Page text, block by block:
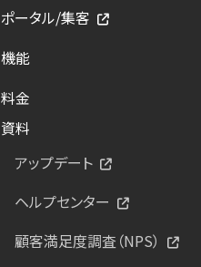
ポータル/集客
機能
料金
資料
アップデート
ヘルプセンター
顧客満足度調査（NPS）